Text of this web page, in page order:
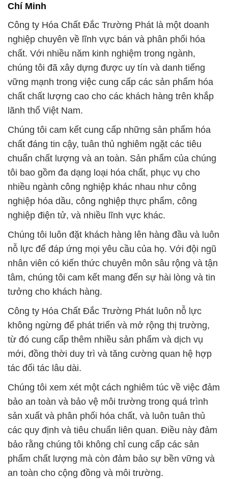
Chí Minh
Công ty Hóa Chất Đắc Trường Phát là một doanh
nghiệp chuyên về lĩnh vực bán và phân phối hóa
chất. Với nhiều năm kinh nghiệm trong ngành,
chúng tôi đã xây dựng được uy tín và danh tiếng
vững mạnh trong việc cung cấp các sản phẩm hóa
chất chất lượng cao cho các khách hàng trên khắp
lãnh thổ Việt Nam.
Chúng tôi cam kết cung cấp những sản phẩm hóa
chất đáng tin cậy, tuân thủ nghiêm ngặt các tiêu
chuẩn chất lượng và an toàn. Sản phẩm của chúng
tôi bao gồm đa dạng loại hóa chất, phục vụ cho
nhiều ngành công nghiệp khác nhau như công
nghiệp hóa dầu, công nghiệp thực phẩm, công
nghiệp điện tử, và nhiều lĩnh vực khác.
Chúng tôi luôn đặt khách hàng lên hàng đầu và luôn
nỗ lực để đáp ứng mọi yêu cầu của họ. Với đội ngũ
nhân viên có kiến thức chuyên môn sâu rộng và tận
tâm, chúng tôi cam kết mang đến sự hài lòng và tin
tưởng cho khách hàng.
Công ty Hóa Chất Đắc Trường Phát luôn nỗ lực
không ngừng để phát triển và mở rộng thị trường,
từ đó cung cấp thêm nhiều sản phẩm và dịch vụ
mới, đồng thời duy trì và tăng cường quan hệ hợp
tác đối tác lâu dài.
Chúng tôi xem xét một cách nghiêm túc về việc đảm
bảo an toàn và bảo vệ môi trường trong quá trình
sản xuất và phân phối hóa chất, và luôn tuân thủ
các quy định và tiêu chuẩn liên quan. Điều này đảm
bảo rằng chúng tôi không chỉ cung cấp các sản
phẩm chất lượng mà còn đảm bảo sự bền vững và
an toàn cho cộng đồng và môi trường.